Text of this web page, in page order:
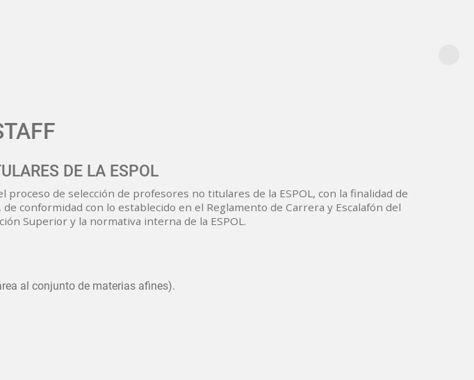
DE LA ESPOL
de selección de profesores no titulares de la ESPOL, con la finalidad de
conformidad con lo establecido en el Reglamento de Carrera y Escalafón del
Superior y la normativa interna de la ESPOL.
al conjunto de materias afines).